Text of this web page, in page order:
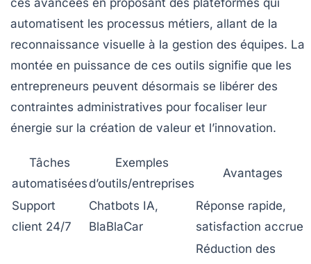
ces avancées en proposant des plateformes qui
automatisent les processus métiers, allant de la
reconnaissance visuelle à la gestion des équipes. La
montée en puissance de ces outils signifie que les
entrepreneurs peuvent désormais se libérer des
contraintes administratives pour focaliser leur
énergie sur la création de valeur et l’innovation.
Tâches
automatisées
Exemples
d’outils/entreprises
Avantages
Support
client 24/7
Chatbots IA,
BlaBlaCar
Réponse rapide,
satisfaction accrue
Réduction des